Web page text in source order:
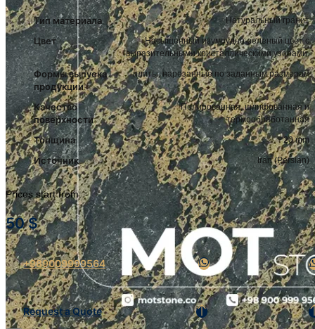
Тип материала Натуральный гранит
Цвет
Насыщенный изумрудно-зеленый цвет с
выразительными кристаллическими узорами.
Формы выпуска
продукции
плиты, нарезанные по заданным размерам
Качество
поверхности
Полированная, шлифованная и
термообработанная
Толщина 20 mm
Источник Iran (Persian)
Prices start from:
50$
+989009999564
Request a Quote